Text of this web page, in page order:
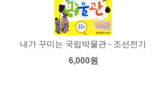
내가 꾸미는 국립박물관 - 조선전기
6,000원